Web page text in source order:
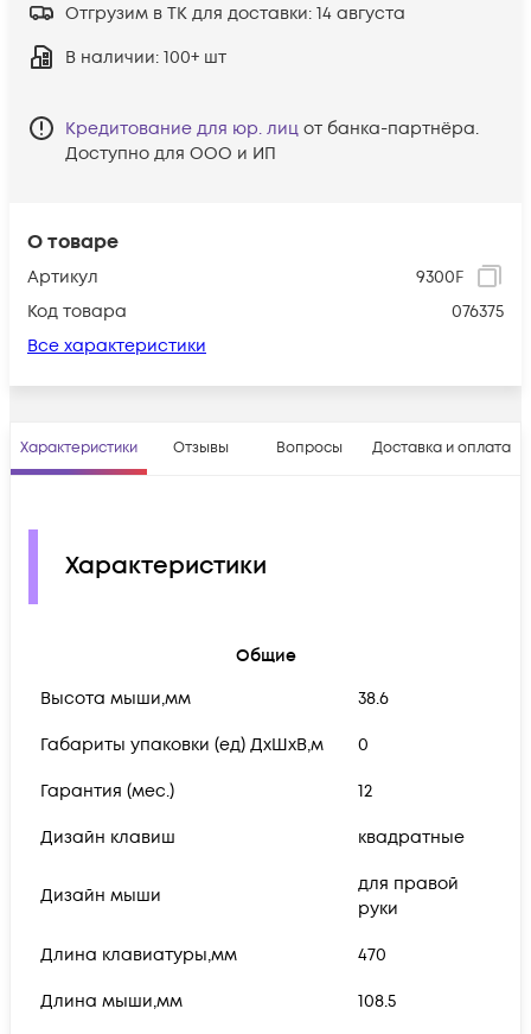
О товаре
Артикул
9300F
Код товара
076375
Все характеристики
Отгрузим в ТК для доставки: 14 августа
В наличии: 100+ шт
Кредитование для юр. лиц от банка-партнёра.
Доступно для ООО и ИП
Характеристики Отзывы Вопросы Доставка и оплата
Характеристики
Общие
Высота мыши,мм
38.6
Габариты упаковки (ед) ДхШхВ,м 0
Гарантия (мес.) 12
Дизайн клавиш квадратные
Дизайн мыши
для правой
руки
Длина клавиатуры,мм 470
Длина мыши,мм 108.5